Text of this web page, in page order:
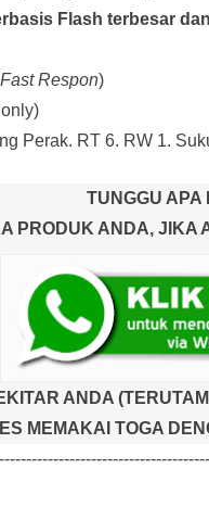
Flash terbesar
Respon)
Perak. RT 6. RW 1.
TUNGGU APA
PRODUK ANDA, JIKA
ANDA
MEMAKAI TOGA